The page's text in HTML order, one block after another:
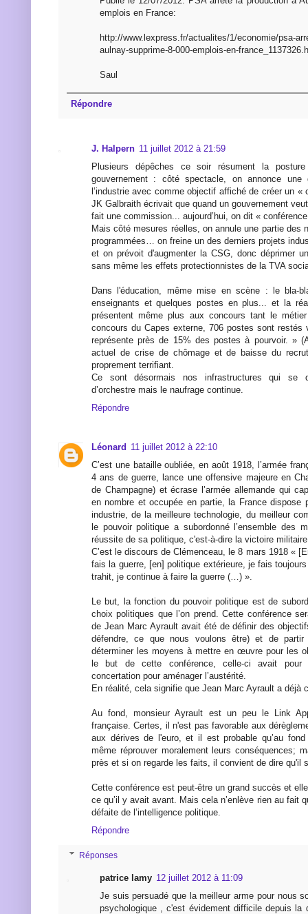
emplois en France:
http://www.lexpress.fr/actualites/1/economie/psa-
aulnay-supprime-8-000-emplois-en-
Saul
Répondre
J. Halpern 11 juillet 2012 à 21:59
Plusieurs dépêches ce soir résument la
gouvernement : côté spectacle, on annonce une
l’industrie avec comme objectif affiché de créer un
JK Galbraith écrivait que quand un gouvernement
fait une commission... aujourd’hui, on dit «
Mais côté mesures réelles, on annule une partie des
programmées… on freine un des derniers projets
et on prévoit d'augmenter la CSG, donc déprimer
sans même les effets protectionnistes de la TVA
Dans l'éducation, même mise en scène : le bla-
enseignants et quelques postes en plus... et la
présentent même plus aux concours tant le
concours du Capes externe, 706 postes sont
représente près de 15% des postes à pourvoir. »
actuel de crise de chômage et de baisse du
proprement terrifiant.
Ce sont désormais nos infrastructures qui se
d’orchestre mais le naufrage continue.
Répondre
Léonard 11 juillet 2012 à 22:10
C’est une bataille oubliée, en août 1918, l’armée
4 ans de guerre, lance une offensive majeure en
de Champagne) et écrase l’armée allemande qui
en nombre et occupée en partie, la France dispose
industrie, de la meilleure technologie, du meilleur
le pouvoir politique a subordonné l’ensemble des
réussite de sa politique, c'est-à-dire la victoire
C’est le discours de Clémenceau, le 8 mars 1918 «
fais la guerre, [en] politique extérieure, je fais
trahit, je continue à faire la guerre (…) ».
Le but, la fonction du pouvoir politique est de
choix politiques que l’on prend. Cette conférence
de Jean Marc Ayrault avait été de définir des
défendre, ce que nous voulons être) et de
déterminer les moyens à mettre en œuvre pour les
le but de cette conférence, celle-ci avait pour
concertation pour aménager l’austérité.
En réalité, cela signifie que Jean Marc Ayrault a déjà
Au fond, monsieur Ayrault est un peu le Link
française. Certes, il n'est pas favorable aux
aux dérives de l'euro, et il est probable qu’au
même réprouver moralement leurs conséquences;
près et si on regarde les faits, il convient de dire qu'il
Cette conférence est peut-être un grand succès et
ce qu’il y avait avant. Mais cela n’enlève rien au fait
défaite de l’intelligence politique.
Répondre
Réponses
patrice lamy 12 juillet 2012 à 11:09
Je suis persuadé que la meilleur arme pour nous
psychologique , c'est évidement difficile depuis la